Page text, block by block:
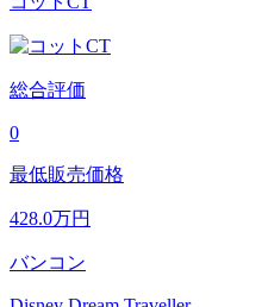
総合評価
0
最低販売価格
428.0万円
バンコン